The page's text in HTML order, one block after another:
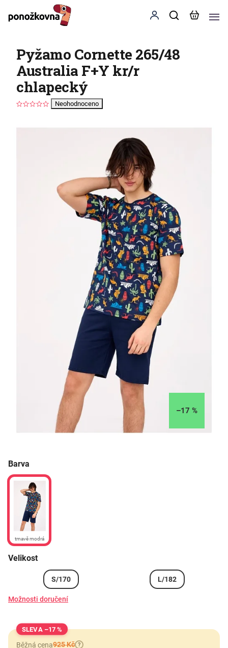
Pyžamo Cornette 265/48
Australia F+Y kr/r
chlapecký
Neohodnoceno
–17 %
Barva
tmavě modrá
Velikost
S/170 L/182
Možnosti doručení
–17 %
Běžná cena925 Kč ?